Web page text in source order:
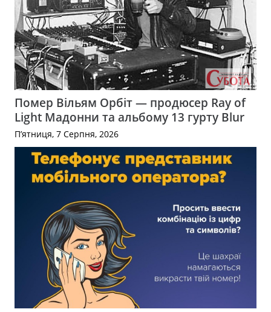
Помер Вільям Орбіт — продюсер Ray of
Light Мадонни та альбому 13 гурту Blur
П’ятниця, 7 Серпня, 2026